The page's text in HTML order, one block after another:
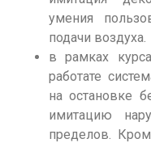
умения
подачи воздуха.
в рамках
работате
на остановке
имитацию
пределов.